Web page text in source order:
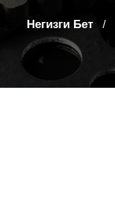
Негизги Бет /